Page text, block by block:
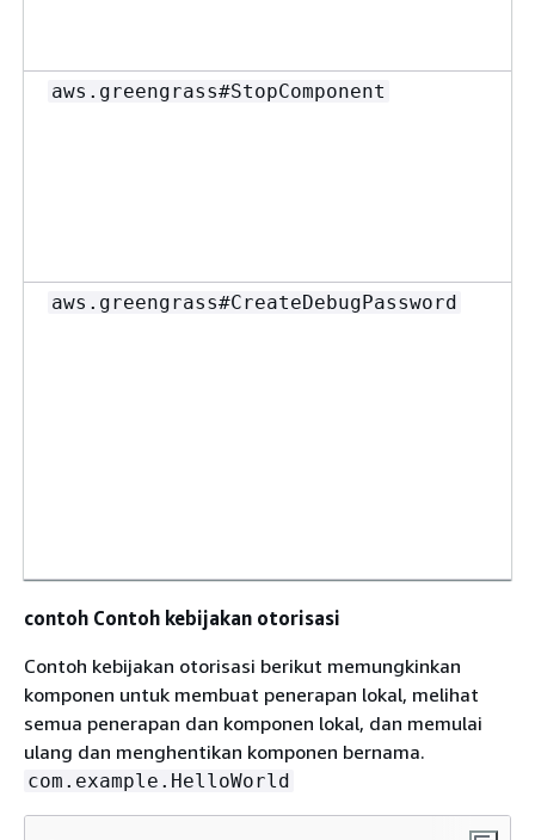
aws.greengrass#StopComponent
aws.greengrass#CreateDebugPassword
contoh Contoh kebijakan otorisasi
Contoh kebijakan otorisasi berikut memungkinkan
komponen untuk membuat penerapan lokal, melihat
semua penerapan dan komponen lokal, dan memulai
ulang dan menghentikan komponen bernama.
com.example.HelloWorld